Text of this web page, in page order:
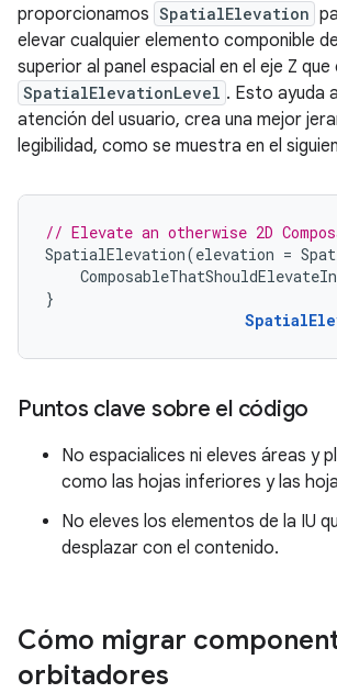
proporcionamos SpatialElevation
elevar cualquier elemento componible
superior al panel espacial en el eje Z
SpatialElevationLevel . Esto ayuda
atención del usuario, crea una mejor
legibilidad, como se muestra en el
// Elevate an otherwise 2D
SpatialElevation(elevation =
}
Puntos clave sobre el código
No espacialices ni eleves áreas y
como las hojas inferiores y las
No eleves los elementos de la IU
desplazar con el contenido.
Cómo migrar
orbitadores